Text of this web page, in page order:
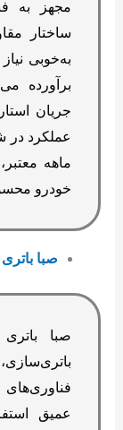
مجهز به
ساختار
ماهه
خودرو
صبا
صبا
عمیق